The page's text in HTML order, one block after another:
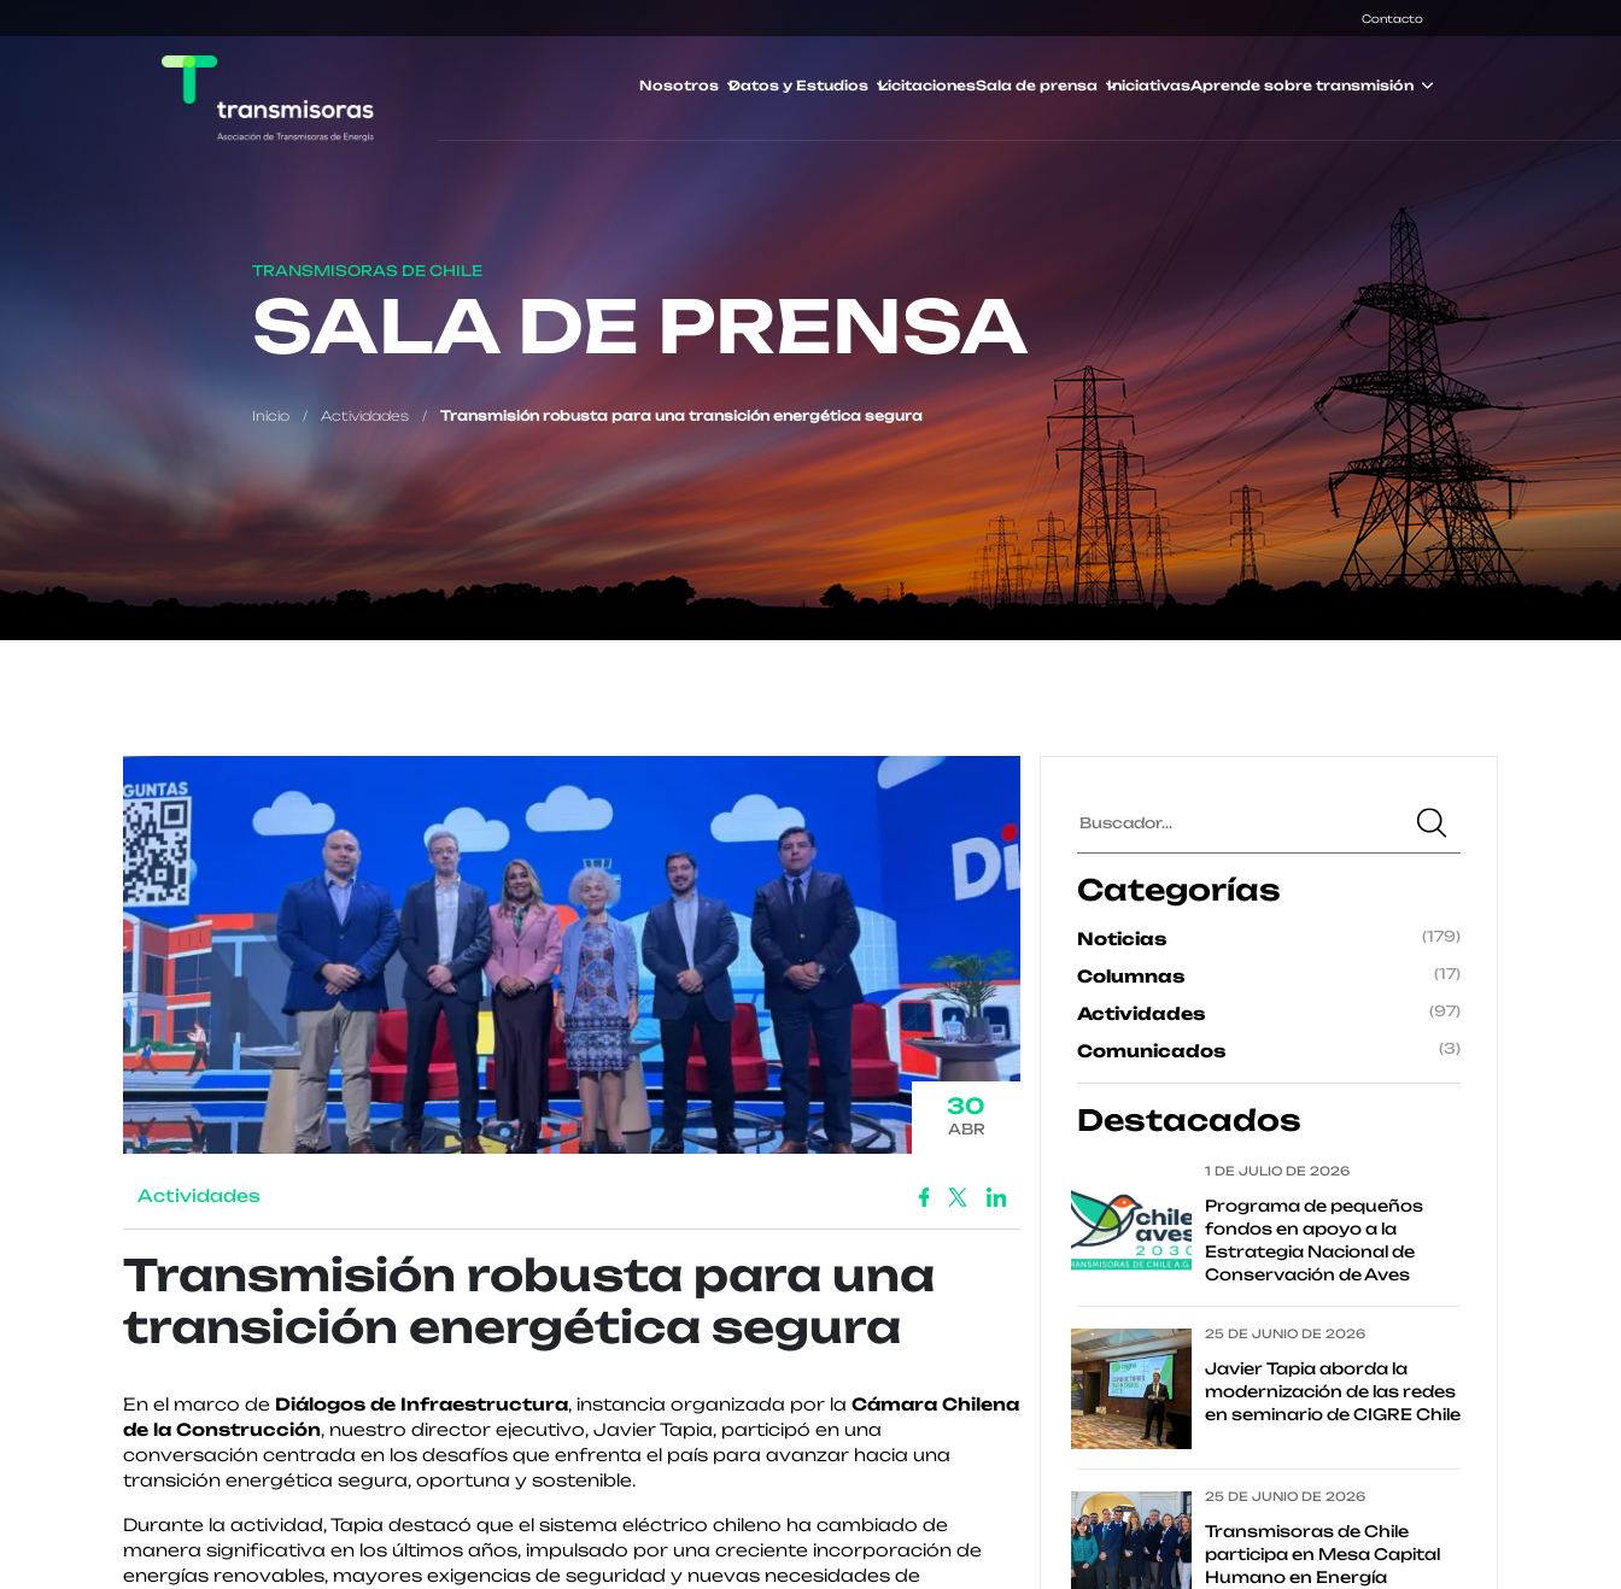
Contacto
Nosotros Datos y Estudios LicitacionesSala de prensa IniciativasAprende sobre transmisión
TRANSMISORAS DE CHILE
SALA DE PRENSA
Inicio / Actividades / Transmisión robusta para una transición energética segura
30
ABR
Actividades
Transmisión robusta para una
transición energética segura
En el marco de Diálogos de Infraestructura, instancia organizada por la Cámara Chilena
de la Construcción, nuestro director ejecutivo, Javier Tapia, participó en una
conversación centrada en los desafíos que enfrenta el país para avanzar hacia una
transición energética segura, oportuna y sostenible.
Durante la actividad, Tapia destacó que el sistema eléctrico chileno ha cambiado de
manera significativa en los últimos años, impulsado por una creciente incorporación de
energías renovables, mayores exigencias de seguridad y nuevas necesidades de
Categorías
Noticias (179)
Columnas (17)
Actividades (97)
Comunicados (3)
Destacados
1 DE JULIO DE 2026
Programa de pequeños
fondos en apoyo a la
Estrategia Nacional de
Conservación de Aves
25 DE JUNIO DE 2026
Javier Tapia aborda la
modernización de las redes
en seminario de CIGRE Chile
25 DE JUNIO DE 2026
Transmisoras de Chile
participa en Mesa Capital
Humano en Energía